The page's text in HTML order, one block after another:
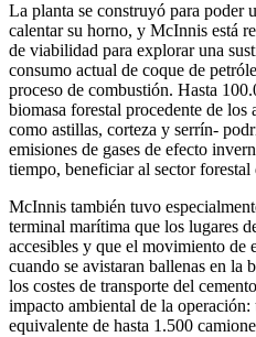
La planta se construyó para poder
calentar su horno, y McInnis está
de viabilidad para explorar una
consumo actual de coque de
proceso de combustión. Hasta
biomasa forestal procedente de los
como astillas, corteza y serrín-
emisiones de gases de efecto
tiempo, beneficiar al sector forestal
McInnis también tuvo
terminal marítima que los lugares
accesibles y que el movimiento de
cuando se avistaran ballenas en la
los costes de transporte del
impacto ambiental de la
equivalente de hasta 1.500